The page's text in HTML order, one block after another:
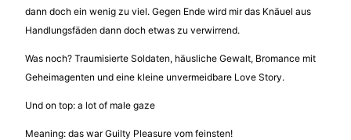
dann doch ein wenig zu viel. Gegen Ende wird mir das Knäuel aus
Handlungsfäden dann doch etwas zu verwirrend.
Was noch? Traumisierte Soldaten, häusliche Gewalt, Bromance mit
Geheimagenten und eine kleine unvermeidbare Love Story.
Und on top: a lot of male gaze
Meaning: das war Guilty Pleasure vom feinsten!